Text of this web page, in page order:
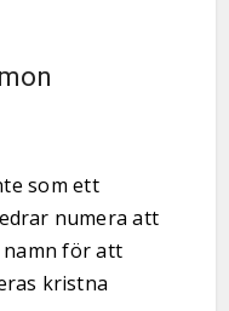
som ett
numera att
namn för att
kristna